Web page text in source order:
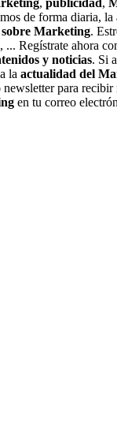
, publicidad ,
de forma diaria,
sobre Marketing.
... Regístrate ahora
y noticias. Si
la actualidad del
newsletter para recibir
en tu correo